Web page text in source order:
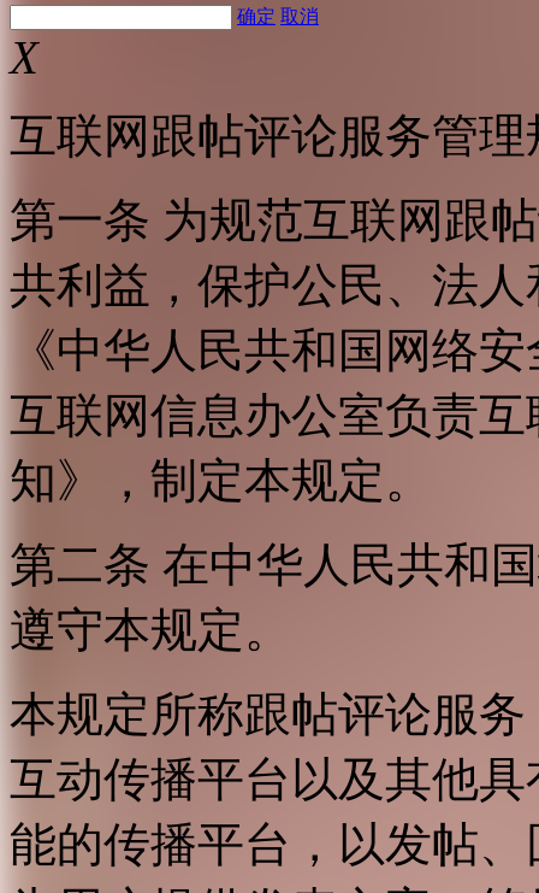
确定 取消
X
互联网跟帖评论服务管理
第一条 为规范互联网跟
共利益，保护公民、法
《中华人民共和国网络
互联网信息办公室负责
知》，制定本规定。
第二条 在中华人民共和
遵守本规定。
本规定所称跟帖评论服
互动传播平台以及其他
能的传播平台，以发帖